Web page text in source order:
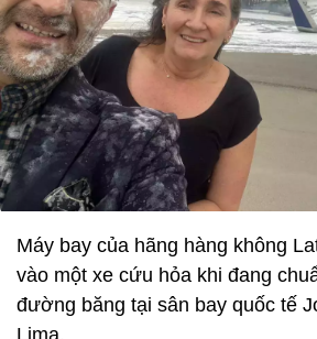
Máy bay của hãng hàng không
vào một xe cứu hỏa khi đang
đường băng tại sân bay quốc tế
Lima.